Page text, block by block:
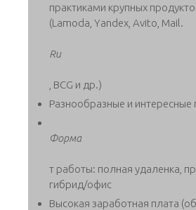
практиками крупных
(Lamoda, Yandex, Avito, Mail.
Ru
, BCG и др.)
Разнообразные и интересные
Форма
т работы: полная удаленка,
гибрид/офис
Высокая заработная плата